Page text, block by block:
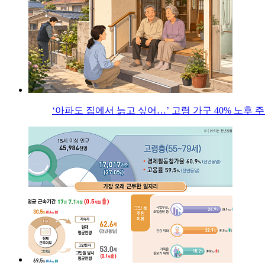
‘아파도 집에서 늙고 싶어…’ 고령 가구 40% 노후